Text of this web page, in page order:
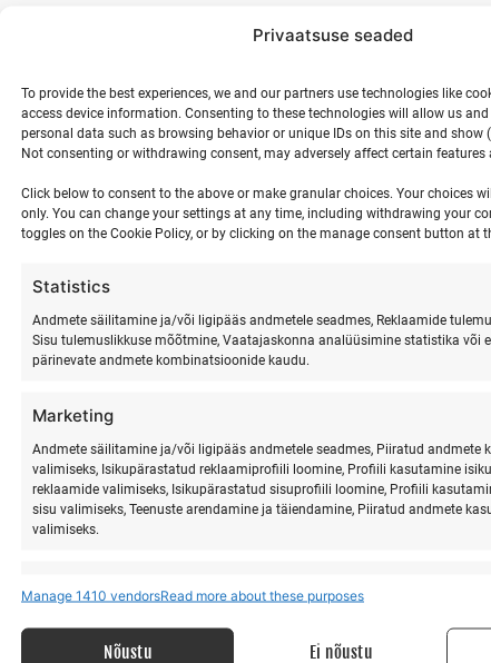
Privaatsuse seaded
To provide the best experiences, we and our partners use technologies like
access device information. Consenting to these technologies will allow us
personal data such as browsing behavior or unique IDs on this site and show
Not consenting or withdrawing consent, may adversely affect certain features
Click below to consent to the above or make granular choices. Your choices
only. You can change your settings at any time, including withdrawing your
toggles on the Cookie Policy, or by clicking on the manage consent button at
Statistics
Andmete säilitamine ja/või ligipääs andmetele seadmes, Reklaamide
Sisu tulemuslikkuse mõõtmine, Vaatajaskonna analüüsimine statistika või
pärinevate andmete kombinatsioonide kaudu.
Marketing
Andmete säilitamine ja/või ligipääs andmetele seadmes, Piiratud andmete
valimiseks, Isikupärastatud reklaamiprofiili loomine, Profiili kasutamine
reklaamide valimiseks, Isikupärastatud sisuprofiili loomine, Profiili
sisu valimiseks, Teenuste arendamine ja täiendamine, Piiratud andmete
valimiseks.
seostamine, Seadmete tuvastamine automaatselt edastatud andmete põhjal.
Manage 1410 vendorsRead more about these purposes
Nõustu Ei nõustu
MEIST